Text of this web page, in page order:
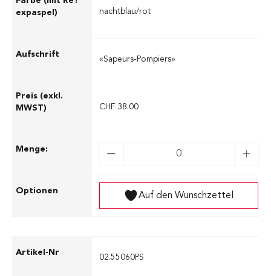
nachtblau/rot
«Sapeurs-Pompiers»
CHF 38.00
Auf den Wunschzettel
02.55060PS